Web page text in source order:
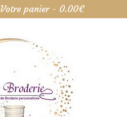
Votre panier - 0.00€